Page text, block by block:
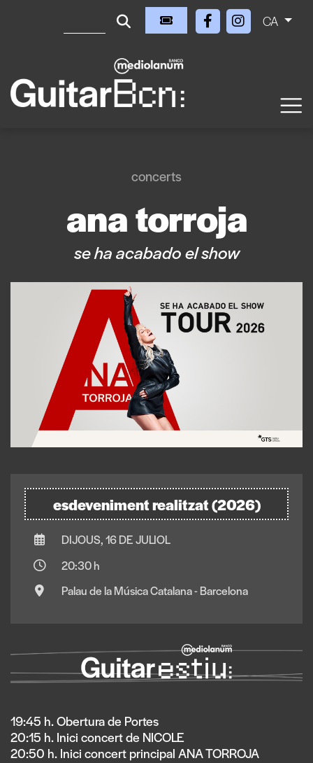
CA
concerts
ana torroja
se ha acabado el show
esdeveniment realitzat (2026)
DIJOUS, 16 DE JULIOL
20:30 h
Palau de la Música Catalana - Barcelona
19:45 h. Obertura de Portes
20:15 h. Inici concert de NICOLE
20:50 h. Inici concert principal ANA TORROJA